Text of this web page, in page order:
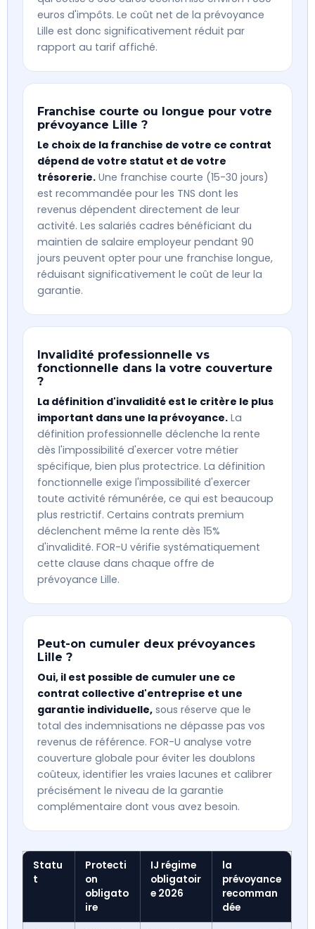
euros d'impôts. Le coût net de la prévoyance
Lille est donc significativement réduit par
rapport au tarif affiché.
Franchise courte ou longue pour votre
prévoyance Lille ?
Le choix de la franchise de votre ce contrat
dépend de votre statut et de votre
trésorerie. Une franchise courte (15-30 jours)
est recommandée pour les TNS dont les
revenus dépendent directement de leur
activité. Les salariés cadres bénéficiant du
maintien de salaire employeur pendant 90
jours peuvent opter pour une franchise longue,
réduisant significativement le coût de leur la
garantie.
Invalidité professionnelle vs
fonctionnelle dans la votre couverture
?
La définition d'invalidité est le critère le plus
important dans une la prévoyance. La
définition professionnelle déclenche la rente
dès l'impossibilité d'exercer votre métier
spécifique, bien plus protectrice. La définition
fonctionnelle exige l'impossibilité d'exercer
toute activité rémunérée, ce qui est beaucoup
plus restrictif. Certains contrats premium
déclenchent même la rente dès 15%
d'invalidité. FOR-U vérifie systématiquement
cette clause dans chaque offre de
prévoyance Lille.
Peut-on cumuler deux prévoyances
Lille ?
Oui, il est possible de cumuler une ce
contrat collective d'entreprise et une
garantie individuelle, sous réserve que le
total des indemnisations ne dépasse pas vos
revenus de référence. FOR-U analyse votre
couverture globale pour éviter les doublons
coûteux, identifier les vraies lacunes et calibrer
précisément le niveau de la garantie
complémentaire dont vous avez besoin.
Statu
t
Protecti
on
obligato
ire
IJ régime
obligatoir
e 2026
la
prévoyance
recomman
dée